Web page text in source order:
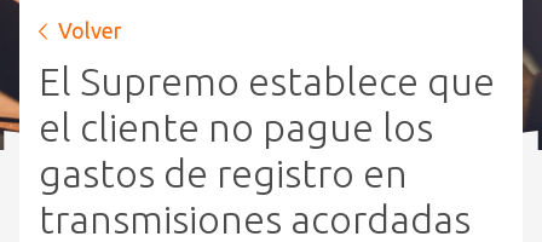
Volver
El Supremo establece que
el cliente no pague los
gastos de registro en
transmisiones acordadas